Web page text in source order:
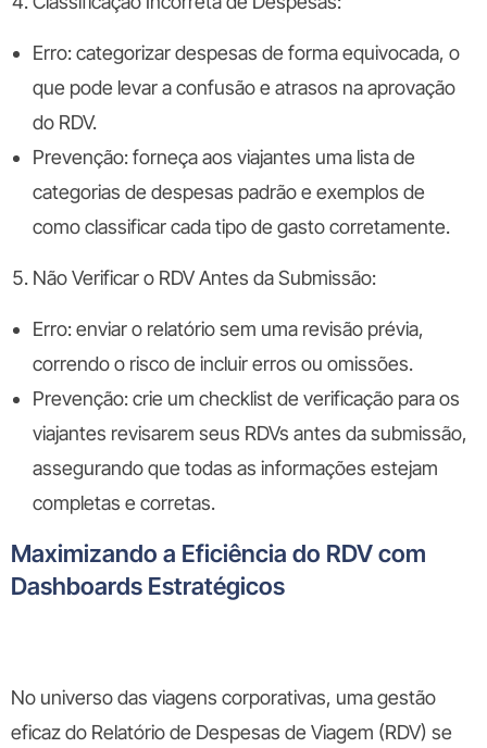
Erro:categorizar despesas de forma equivocada, o
que pode levar a confusão e atrasos na aprovação
do RDV.
Prevenção:forneça aos viajantes uma lista de
categorias de despesas padrão e exemplos de
como classificar cada tipo de gasto corretamente.
Não Verificar o RDV Antes da Submissão:
Erro:enviar o relatório sem uma revisão prévia,
correndo o risco de incluir erros ou omissões.
Prevenção:crie um checklist de verificação para os
viajantes revisarem seus RDVs antes da submissão,
assegurando que todas as informações estejam
completas e corretas.
Maximizando a Eficiência do RDV com
Dashboards Estratégicos
No universo das viagens corporativas, uma gestão
eficaz do Relatório de Despesas de Viagem (RDV) se